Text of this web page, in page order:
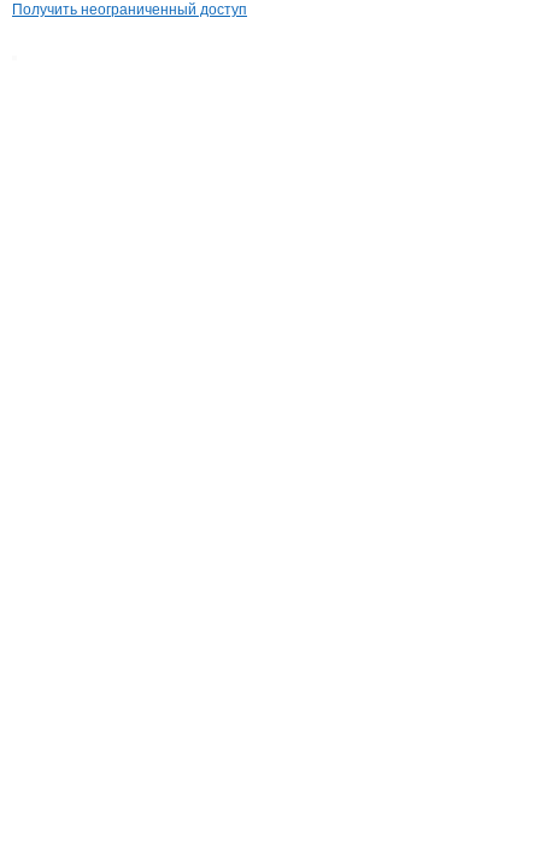
Получить неограниченный доступ